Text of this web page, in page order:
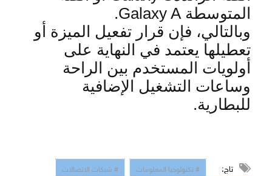
المتوسطة
وبالتالي، فإن قرار تفعيل الميزة أو
تعطيلها يعتمد في النهاية على
أولويات المستخدم بين الراحة
وساعات التشغيل الإضافية
للبطارية.
تاج: # تكنولوجيا المعلومات
# شبكات الاتصالات